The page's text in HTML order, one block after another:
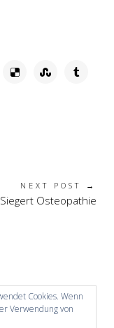
NEXT POST →
Osteopathie
Cookies. Wenn
Verwendung von